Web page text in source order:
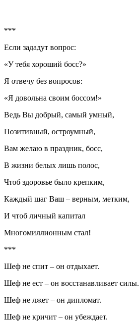
***
Если зададут вопрос:
«У тебя хороший босс?»
Я отвечу без вопросов:
«Я довольна своим боссом!»
Ведь Вы добрый, самый умный,
Позитивный, остроумный,
Вам желаю в праздник, босс,
В жизни белых лишь полос,
Чтоб здоровье было крепким,
Каждый шаг Ваш – верным, метким,
И чтоб личный капитал
Многомиллионным стал!
***
Шеф не спит – он отдыхает.
Шеф не ест – он восстанавливает силы.
Шеф не лжет – он дипломат.
Шеф не кричит – он убеждает.